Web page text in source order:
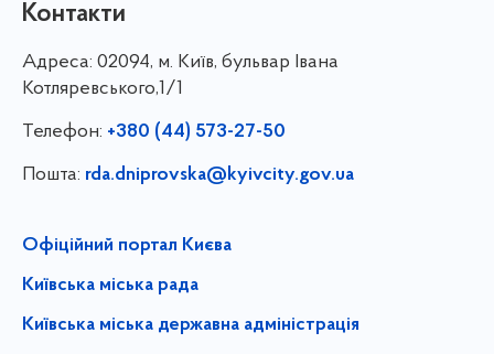
Контакти
Адреса: 02094, м. Київ, бульвар Івана
Котляревського,1/1
Телефон: +380 (44) 573-27-50
Пошта: rda.dniprovska@kyivcity.gov.ua
Офіційний портал Києва
Київська міська рада
Київська міська державна адміністрація